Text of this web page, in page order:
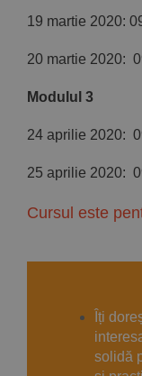
19 martie 2020:
20 martie 2020:
Modulul 3
24 aprilie 2020:
25 aprilie 2020:
Cursul este
Îți
solidă